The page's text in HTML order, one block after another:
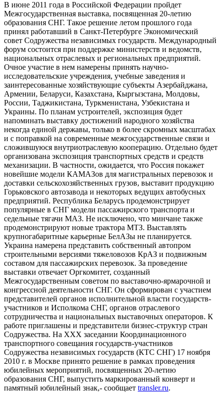
В июне 2011 года в Российской Федерации пройдет
Межгосударственная выставка, посвященная 20-летию
образования СНГ. Такое решение летом прошлого года
принял работавший в Санкт-Петербурге Экономический
совет Содружества независимых государств. Международный
форум состоится при поддержке министерств и ведомств,
национальных отраслевых и региональных предприятий.
Очное участие в нем намерены принять научно-
исследовательские учреждения, учебные заведения и
заинтересованные хозяйствующие субъекты Азербайджана,
Армении, Беларуси, Казахстана, Кыргызстана, Молдовы,
России, Таджикистана, Туркменистана, Узбекистана и
Украины. По планам устроителей, экспозиция будет
напоминать выставку достижений народного хозяйства
некогда единой державы, только в более скромных масштабах
и с поправкой на современные межгосударственные связи и
сложившуюся внутриотраслевую кооперацию. Отдельно будет
организована экспозиция транспортных средств и средств
механизации. В частности, ожидается, что Россия покажет
новейшие модели КАМАЗов для магистральных перевозок и
доставки сельскохозяйственных грузов, выставит продукцию
Горьковского автозавода и некоторых ведущих автобусных
предприятий. Республика Беларусь продемонстрирует
популярные в СНГ модели пассажирского транспорта и
седельные тягачи МАЗ. Не исключено, что минчане также
продемонстрируют новые трактора МТЗ. Выставлять
крупногабаритные карьерные БелАЗы не планируется.
Украина намерена представить собственный автопром
строительными версиями тяжеловозов КрАЗ и подвижным
составом для пассажирских перевозок. За проведение
выставки отвечает Оргкомитет, созданный
Межгосударственным советом по выставочно-ярмарочной и
конгрессной деятельности СНГ. Он сформирован с участием
представителей органов исполнительной власти государств-
участников и Исполкома СНГ, органов отраслевого
сотрудничества и национальных выставочных операторов. К
работе приглашены и представители бизнес-структур стран
Содружества. На ХХХ заседании Координационного
транспортного совещания государств-участников
Содружества независимых государств (КТС СНГ) 17 ноября
2010 г. в Москве принято решение в рамках проведения
юбилейных мероприятий, посвященных 20-летию
образования СНГ, выпустить маркированный конверт и
памятный юбилейный знак,- сообщает transler.ru.